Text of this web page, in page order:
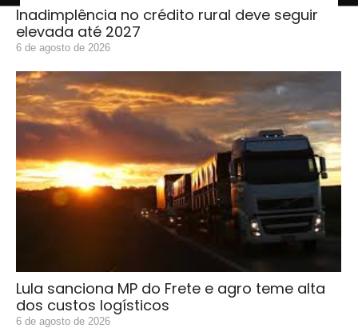
Inadimplência no crédito rural deve seguir
elevada até 2027
6 de agosto de 2026
Lula sanciona MP do Frete e agro teme alta
dos custos logísticos
6 de agosto de 2026